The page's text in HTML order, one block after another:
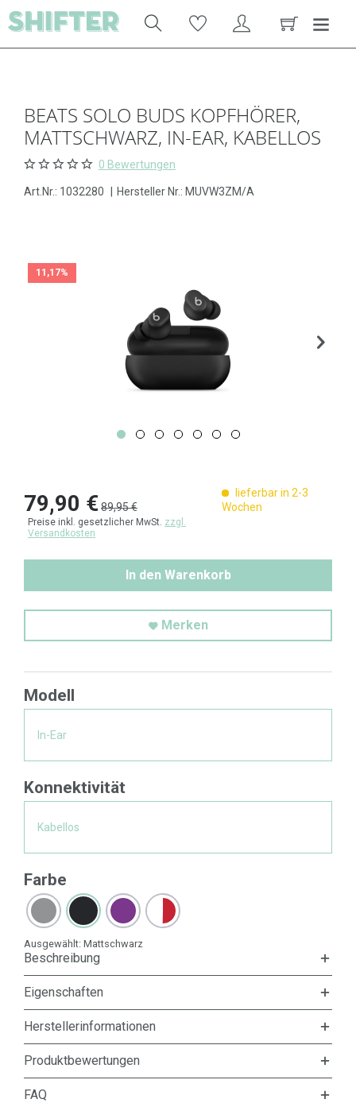
BEATS SOLO BUDS KOPFHÖRER,
MATTSCHWARZ, IN-EAR, KABELLOS
0 Bewertungen
Art.Nr.: 1032280 Hersteller Nr.: MUVW3ZM/A
11,17%
79,90 €89,95 €
Preise inkl. gesetzlicher MwSt. zzgl.
Versandkosten
lieferbar in 2-3
Wochen
In den Warenkorb
Merken
Modell
In-Ear
Konnektivität
Kabellos
Farbe
Ausgewählt: Mattschwarz
Beschreibung
Eigenschaften
Herstellerinformationen
Produktbewertungen
FAQ